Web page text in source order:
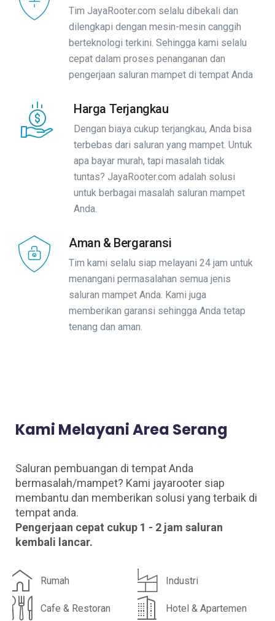
Tim JayaRooter.com selalu dibekali dan
dilengkapi dengan mesin-mesin canggih
berteknologi terkini. Sehingga kami selalu
cepat dalam proses penanganan dan
pengerjaan saluran mampet di tempat Anda
Harga Terjangkau
Dengan biaya cukup terjangkau, Anda bisa
terbebas dari saluran yang mampet. Untuk
apa bayar murah, tapi masalah tidak
tuntas? JayaRooter.com adalah solusi
untuk berbagai masalah saluran mampet
Anda.
Aman & Bergaransi
Tim kami selalu siap melayani 24 jam untuk
menangani permasalahan semua jenis
saluran mampet Anda. Kami juga
memberikan garansi sehingga Anda tetap
tenang dan aman.
Kami Melayani Area Serang
Saluran pembuangan di tempat Anda
bermasalah/mampet? Kami jayarooter siap
membantu dan memberikan solusi yang terbaik di
tempat anda.
Pengerjaan cepat cukup 1 - 2 jam saluran
kembali lancar.
Rumah Industri
Cafe & Restoran Hotel & Apartemen